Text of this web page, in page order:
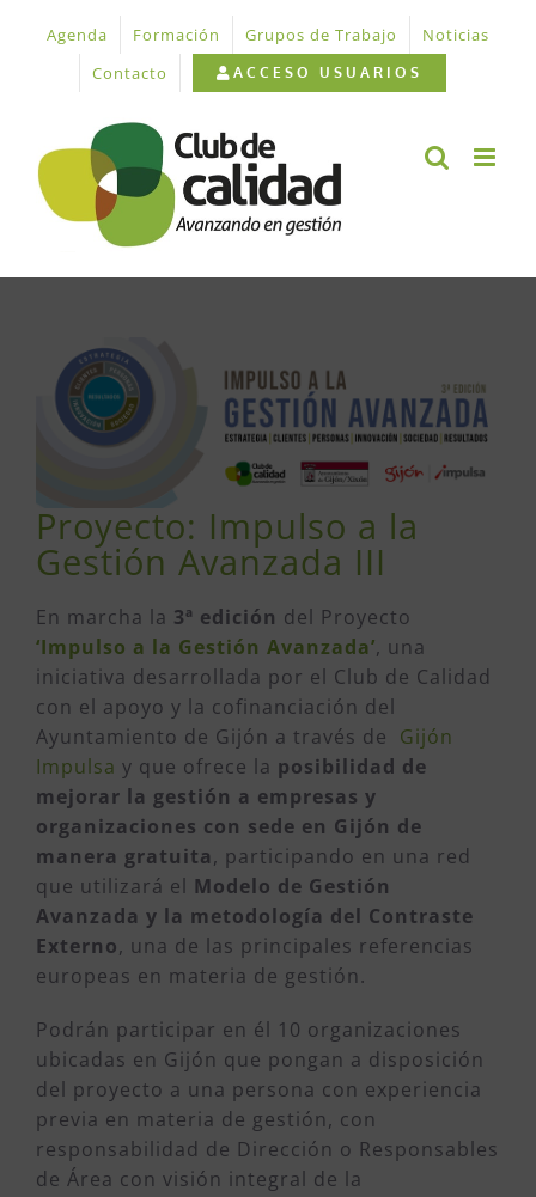
contenido
Agenda Formación Grupos de Trabajo
Noticias
Contacto
ACCESO USUARIOS
imagen
más
grande
Proyecto: Impulso a la
Gestión Avanzada III
En marcha la 3ª edición del Proyecto
‘Impulso a la Gestión Avanzada’, una
iniciativa desarrollada por el Club de Calidad
con el apoyo y la cofinanciación del
Ayuntamiento de Gijón a través de Gijón
Impulsa y que ofrece la posibilidad de
mejorar la gestión a empresas y
organizaciones con sede en Gijón de
manera gratuita, participando en una red
que utilizará el Modelo de Gestión
Avanzada y la metodología del Contraste
Externo, una de las principales referencias
europeas en materia de gestión.
Podrán participar en él 10 organizaciones
ubicadas en Gijón que pongan a disposición
del proyecto a una persona con experiencia
previa en materia de gestión, con
responsabilidad de Dirección o Responsables
de Área con visión integral de la